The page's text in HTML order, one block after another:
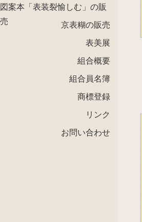
図案本「表装裂愉しむ」の販
売
京表糊の販売
表美展
組合概要
組合員名簿
商標登録
リンク
お問い合わせ